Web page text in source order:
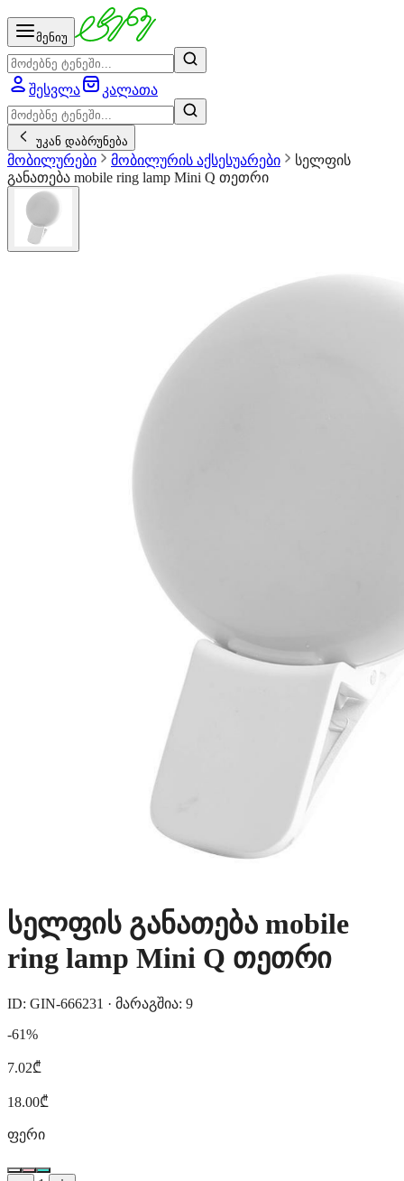
მენიუ
შესვლა კალათა
უკან დაბრუნება
მობილურები მობილურის აქსესუარები
სელფის
განათება mobile ring lamp Mini Q თეთრი
სელფის განათება mobile
ring lamp Mini Q თეთრი
ID: GIN-666231 · მარაგშია: 9
-61%
7.02₾
18.00₾
ფერი